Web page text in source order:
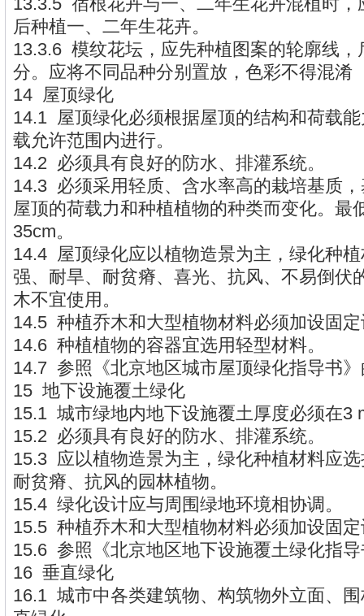
后种植一、二年生花卉。
13.3.6 模纹花坛，应先种植图案的轮廓线，
分。应将不同品种分别置放，色彩不得混淆
14 屋顶绿化
14.1 屋顶绿化必须根据屋顶的结构和荷载
载允许范围内进行。
14.2 必须具有良好的防水、排灌系统。
14.3 必须采用轻质、含水率高的栽培基质
屋顶的荷载力和种植植物的种类而变化。最
35cm。
14.4 屋顶绿化应以植物造景为主，绿化种
强、耐旱、耐贫瘠、喜光、抗风、不易倒伏
木不宜使用。
14.5 种植乔木和大型植物材料必须加设固
14.6 种植植物的容器宜选用轻型材料。
14.7 参照《北京地区城市屋顶绿化指导书
15 地下设施覆土绿化
15.1 城市绿地内地下设施覆土厚度必须在3
15.2 必须具有良好的防水、排灌系统。
15.3 应以植物造景为主，绿化种植材料应
耐贫瘠、抗风的园林植物。
15.4 绿化设计应与周围绿地环境相协调。
15.5 种植乔木和大型植物材料必须加设固
15.6 参照《北京地区地下设施覆土绿化指
16 垂直绿化
16.1 城市中各类建筑物、构筑物外立面、